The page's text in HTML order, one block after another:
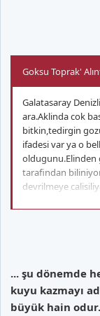
Goksu Toprak'
Galatasaray
ara.Aklinda cok
bitkin,tedirgin
ifadesi var ya o
oldugunu.Elinden
tarafindan
devrilmeye
... şu dönemde
kuyu kazmayı
büyük hain